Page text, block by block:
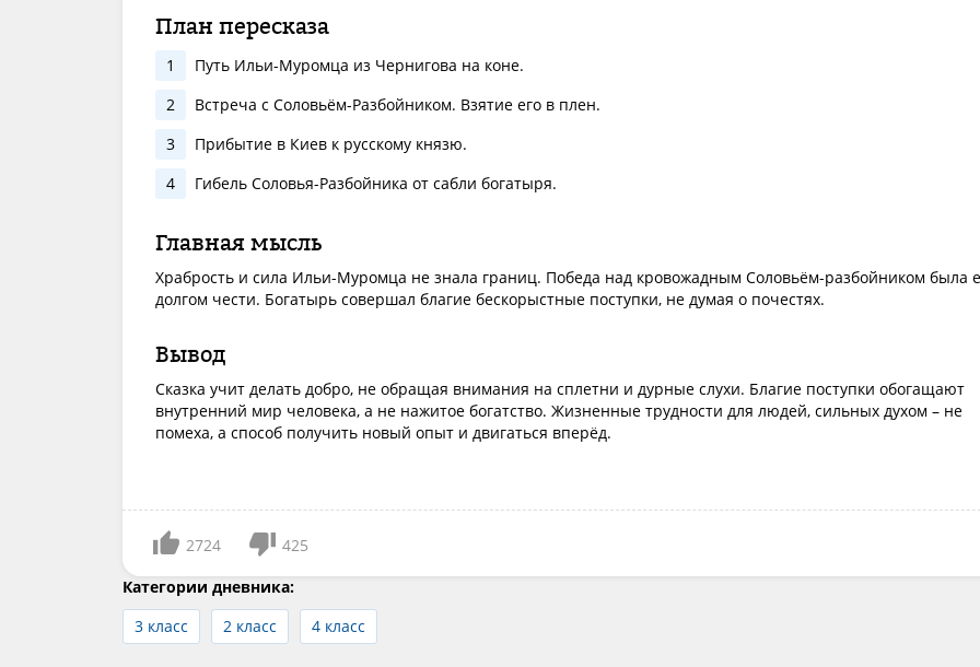
План пересказа
1
Путь Ильи-Муромца из Чернигова на коне.
2
Встреча с Соловьём-Разбойником. Взятие его в плен.
3
Прибытие в Киев к русскому князю.
4
Гибель Соловья-Разбойника от сабли богатыря.
Главная мысль
Храбрость и сила Ильи-Муромца не знала границ. Победа над кровожадным Соловьём-разбойником была
долгом чести. Богатырь совершал благие бескорыстные поступки, не думая о почестях.
Вывод
Сказка учит делать добро, не обращая внимания на сплетни и дурные слухи. Благие поступки обогащают
внутренний мир человека, а не нажитое богатство. Жизненные трудности для людей, сильных духом – не
помеха, а способ получить новый опыт и двигаться вперёд.
2724
425
Категории дневника:
3 класс
2 класс 4 класс